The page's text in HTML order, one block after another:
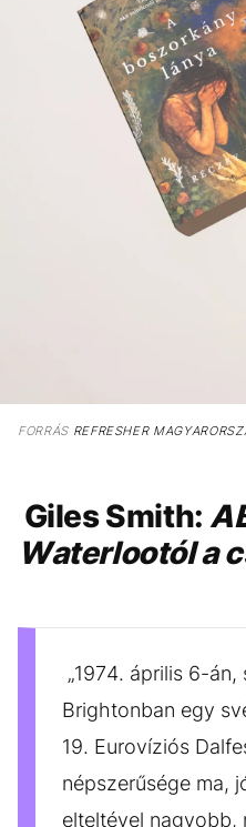
FORRÁSREFRESHER
Giles Smith:
Waterlootól a
„1974. április 6-
Brightonban egy
19. Eurovíziós
népszerűsége ma,
elteltével nagyobb,